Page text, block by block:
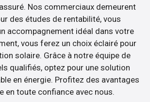
Nos commerciaux demeurent
des études de rentabilité, vous
accompagnement idéal dans votre
vous ferez un choix éclairé pour
solaire. Grâce à notre équipe de
qualifiés, optez pour une solution
en énergie. Profitez des avantages
en toute confiance avec nous.